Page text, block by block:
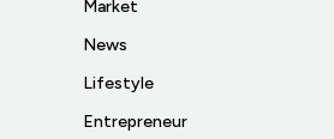
Market
News
Lifestyle
Entrepreneur